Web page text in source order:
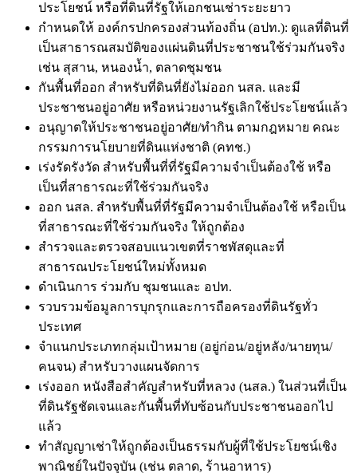
ประโยชน์ หรือที่ดินที่รัฐให้เอกชนเช่าระยะยาว
กำหนดให้ องค์กรปกครองส่วนท้องถิ่น (อปท.): ดูแลที่ดินที่
เป็นสาธารณสมบัติของแผ่นดินที่ประชาชนใช้ร่วมกันจริง
เช่น สุสาน, หนองน้ำ, ตลาดชุมชน
กันพื้นที่ออก สำหรับที่ดินที่ยังไม่ออก นสล. และมี
ประชาชนอยู่อาศัย หรือหน่วยงานรัฐเลิกใช้ประโยชน์แล้ว
อนุญาตให้ประชาชนอยู่อาศัย/ทำกิน ตามกฎหมาย คณะ
กรรมการนโยบายที่ดินแห่งชาติ (คทช.)
เร่งรัดรังวัด สำหรับพื้นที่ที่รัฐมีความจำเป็นต้องใช้ หรือ
เป็นที่สาธารณะที่ใช้ร่วมกันจริง
ออก นสล. สำหรับพื้นที่ที่รัฐมีความจำเป็นต้องใช้ หรือเป็น
ที่สาธารณะที่ใช้ร่วมกันจริง ให้ถูกต้อง
สำรวจและตรวจสอบแนวเขตที่ราชพัสดุและที่
สาธารณประโยชน์ใหม่ทั้งหมด
ดำเนินการ ร่วมกับ ชุมชนและ อปท.
รวบรวมข้อมูลการบุกรุกและการถือครองที่ดินรัฐทั่ว
ประเทศ
จำแนกประเภทกลุ่มเป้าหมาย (อยู่ก่อน/อยู่หลัง/นายทุน/
คนจน) สำหรับวางแผนจัดการ
เร่งออก หนังสือสำคัญสำหรับที่หลวง (นสล.) ในส่วนที่เป็น
ที่ดินรัฐชัดเจนและกันพื้นที่ทับซ้อนกับประชาชนออกไป
แล้ว
ทำสัญญาเช่าให้ถูกต้องเป็นธรรมกับผู้ที่ใช้ประโยชน์เชิง
พาณิชย์ในปัจจุบัน (เช่น ตลาด, ร้านอาหาร)